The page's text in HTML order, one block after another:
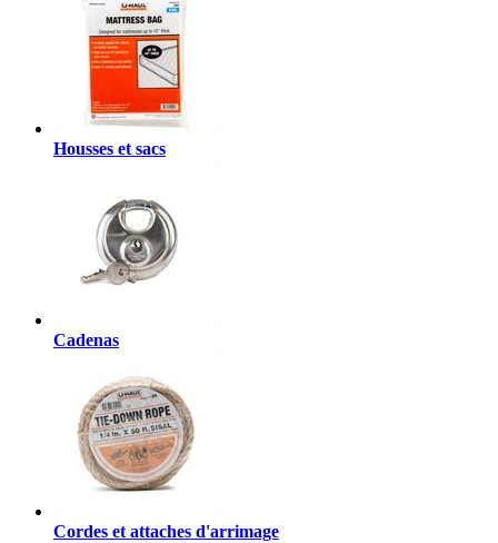
Housses et sacs
Cadenas
Cordes et attaches d'arrimage